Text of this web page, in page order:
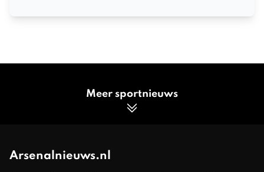
Meer sportnieuws
Arsenalnieuws.nl